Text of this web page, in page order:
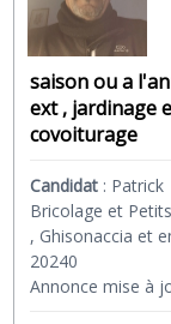
saison ou a
ext , jardinage
covoiturage
Candidat : Patrick
Bricolage et
, Ghisonaccia et
20240
Annonce mise à